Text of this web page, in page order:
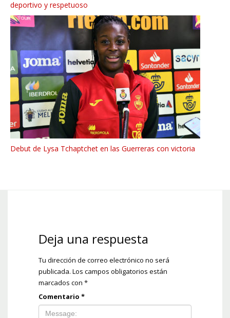
deportivo y respetuoso
Debut de Lysa Tchaptchet en las Guerreras con victoria
Deja una respuesta
Tu dirección de correo electrónico no será
publicada. Los campos obligatorios están
marcados con *
Comentario *